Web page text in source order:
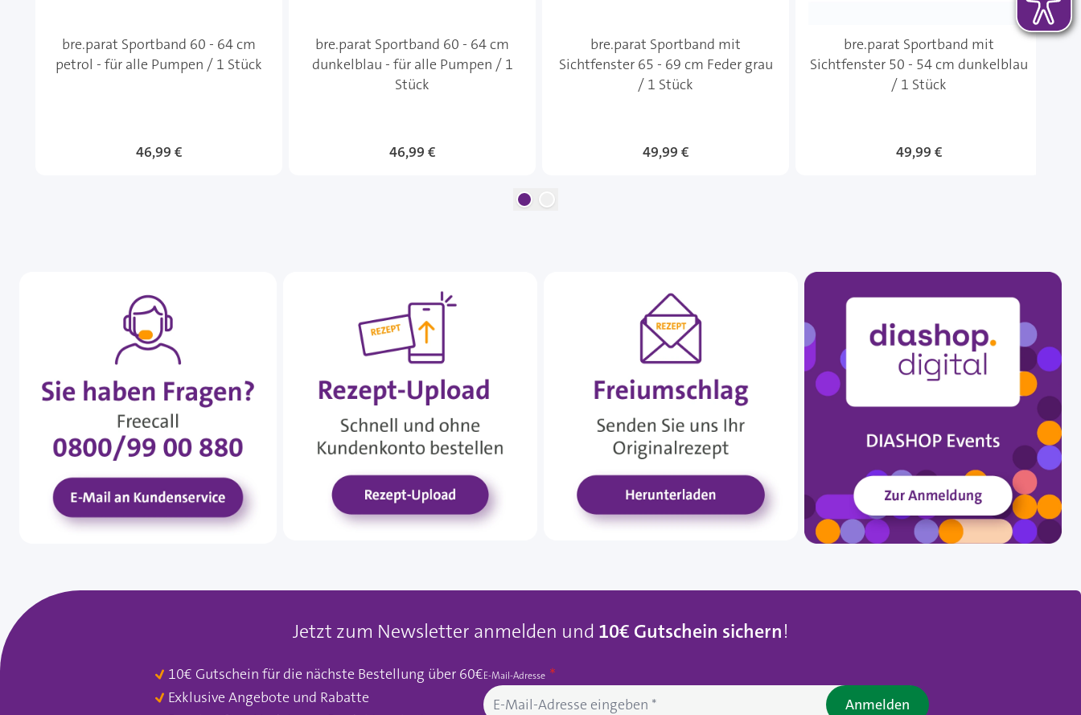
bre.parat Sportband 60 - 64 cm
petrol - für alle Pumpen / 1 Stück
46,99 €
bre.parat Sportband 60 - 64 cm
dunkelblau - für alle Pumpen / 1
Stück
46,99 €
bre.parat Sportband mit
Sichtfenster 65 - 69 cm Feder grau
/ 1 Stück
49,99 €
bre.parat Sportband mit
Sichtfenster 50 - 54 cm dunkelblau
/ 1 Stück
49,99 €
Jetzt zum Newsletter anmelden und 10€ Gutschein sichern!
10€ Gutschein für die nächste Bestellung über 60€
Exklusive Angebote und Rabatte
E-Mail-Adresse
Anmelden